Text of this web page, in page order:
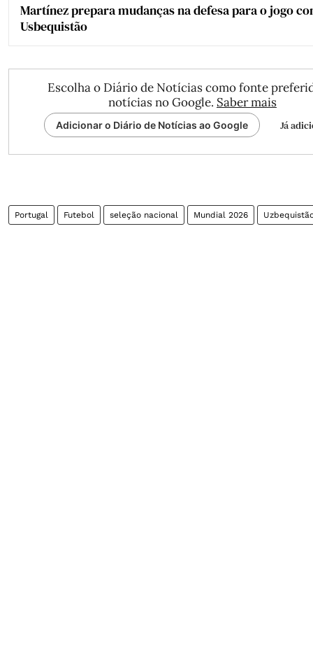
Martínez prepara mudanças na defesa para o jogo
Usbequistão
Escolha o Diário de Notícias como fonte
notícias no Google. Saber mais
Adicionar o Diário de Notícias ao Google Já
Portugal Futebol seleção nacional Mundial 2026